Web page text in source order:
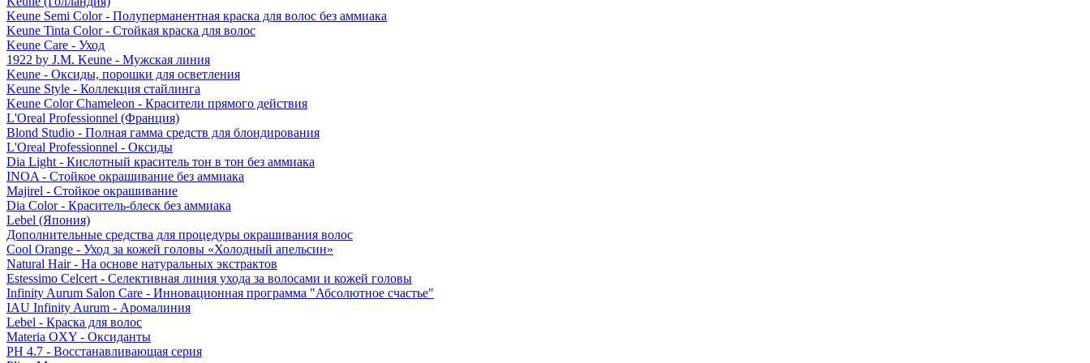
Keune Semi Color - Полуперманентная краска для волос без аммиака
Keune Tinta Color - Стойкая краска для волос
Keune Care - Уход
1922 by J.M. Keune - Мужская линия
Keune - Оксиды, порошки для осветления
Keune Style - Коллекция стайлинга
Keune Color Chameleon - Красители прямого действия
L'Oreal Professionnel (Франция)
Blond Studio - Полная гамма средств для блондирования
L'Oreal Professionnel - Оксиды
Dia Light - Кислотный краситель тон в тон без аммиака
INOA - Стойкое окрашивание без аммиака
Majirel - Стойкое окрашивание
Dia Color - Краситель-блеск без аммиака
Lebel (Япония)
Дополнительные средства для процедуры окрашивания волос
Cool Orange - Уход за кожей головы «Холодный апельсин»
Natural Hair - На основе натуральных экстрактов
Estessimo Celcert - Селективная линия ухода за волосами и кожей головы
Infinity Aurum Salon Care - Инновационная программа "Абсолютное счастье"
IAU Infinity Aurum - Аромалиния
Lebel - Краска для волос
Materia OXY - Оксиданты
PH 4.7 - Восстанавливающая серия